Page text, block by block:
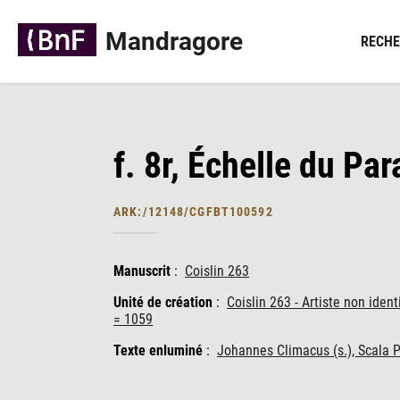
Mandragore
f. 8r, Échelle du
ARK:/12148/CGFBT100592
Manuscrit : Coislin 263
Unité de création : Coislin 263 - Artiste non
= 1059
Texte enluminé :Johannes Climacus (s.), Scala